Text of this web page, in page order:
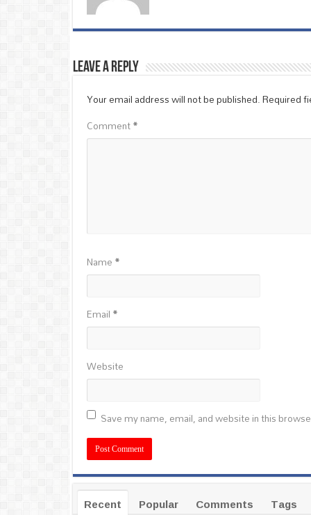
Leave a Reply
Your email address will not be published.Required
Comment*
Name*
Email*
Website
Save my name, email, and website in this
Recent Popular Comments
Tags